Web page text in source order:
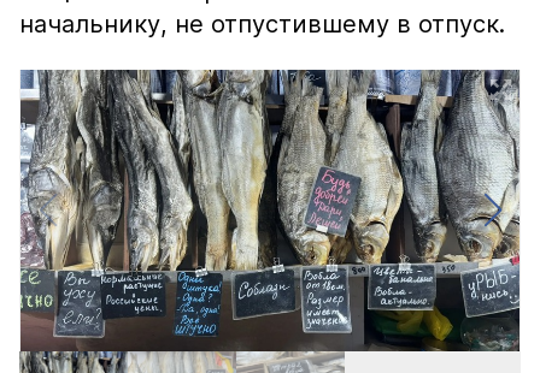
начальнику, не отпустившему в отпуск.